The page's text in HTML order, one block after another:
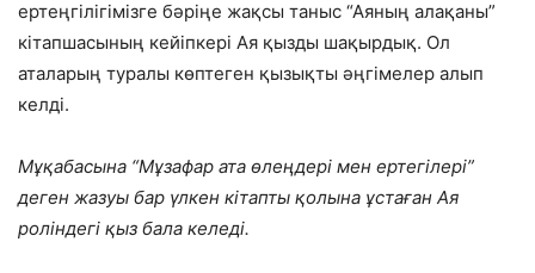
ертеңгілігімізге бәріңе жақсы таныс “Аяның алақаны”
кітапшасының кейіпкері Ая қызды шақырдық. Ол
аталарың туралы көптеген қызықты әңгімелер алып
келді.
Мұқабасына “Мұзафар ата өлеңдері мен ертегілері”
деген жазуы бар үлкен кітапты қолына ұстаған Ая
роліндегі қыз бала келеді.